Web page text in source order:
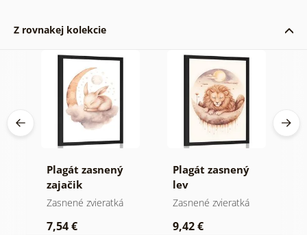
Z rovnakej kolekcie
Plagát zasnený
zajačik
Zasnené zvieratká
7,54 €
Plagát zasnený
lev
Zasnené zvieratká
9,42 €